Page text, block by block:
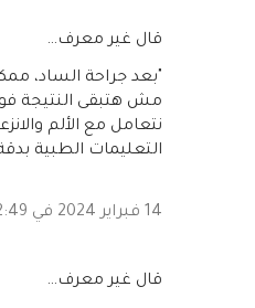
‏قال غير معرف…
"بعد جراحة الساد،
مش هتبقى النتيجة
نتعامل مع الألم
التعليمات الطبية
14 فبراير 2024 في 2:49 م
‏قال غير معرف…